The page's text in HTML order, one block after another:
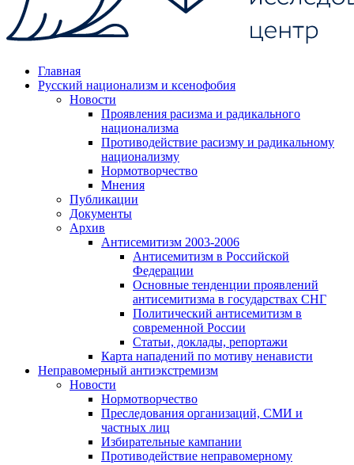
Главная
Русский национализм и ксенофобия
Новости
Проявления расизма и радикального
национализма
Противодействие расизму и радикальному
национализму
Нормотворчество
Мнения
Публикации
Документы
Архив
Антисемитизм 2003-2006
Антисемитизм в Российской
Федерации
Основные тенденции проявлений
антисемитизма в государствах СНГ
Политический антисемитизм в
современной России
Статьи, доклады, репортажи
Карта нападений по мотиву ненависти
Неправомерный антиэкстремизм
Новости
Нормотворчество
Преследования организаций, СМИ и
частных лиц
Избирательные кампании
Противодействие неправомерному